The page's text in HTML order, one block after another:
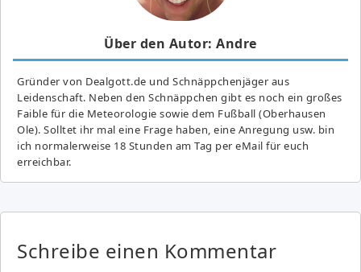
Über den Autor: Andre
Gründer von Dealgott.de und Schnäppchenjäger aus
Leidenschaft. Neben den Schnäppchen gibt es noch ein großes
Fai­ble für die Meteorologie sowie dem Fußball (Oberhausen
Ole). Solltet ihr mal eine Frage haben, eine Anregung usw. bin
ich normalerweise 18 Stunden am Tag per eMail für euch
erreichbar.
Schreibe einen Kommentar